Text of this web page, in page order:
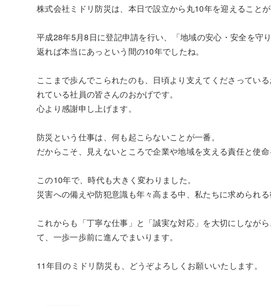
株式会社ミドリ防災は、本日で設立から丸10年を迎えることが
平成28年5月8日に登記申請を行い、「地域の安心・安全を守
返れば本当にあっという間の10年でしたね。
ここまで歩んでこられたのも、日頃より支えてくださってい
れている社員の皆さんのおかげです。
心より感謝申し上げます。
防災という仕事は、何も起こらないことが一番。
だからこそ、見えないところで企業や地域を支える責任と使
この10年で、時代も大きく変わりました。
災害への備えや防犯意識も年々高まる中、私たちに求められ
これからも「丁寧な仕事」と「誠実な対応」を大切にしなが
て、一歩一歩前に進んでまいります。
11年目のミドリ防災も、どうぞよろしくお願いいたします。